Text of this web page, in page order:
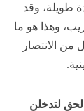
طويلة، وقد
وهذا هو ما
الانتصار
لتدخلن